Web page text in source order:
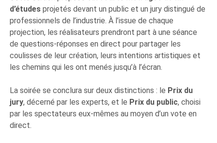
d’études projetés devant un public et un jury distingué de
professionnels de l’industrie. À l’issue de chaque
projection, les réalisateurs prendront part à une séance
de questions-réponses en direct pour partager les
coulisses de leur création, leurs intentions artistiques et
les chemins qui les ont menés jusqu’à l’écran.
La soirée se conclura sur deux distinctions : le Prix du
jury, décerné par les experts, et le Prix du public, choisi
par les spectateurs eux-mêmes au moyen d’un vote en
direct.